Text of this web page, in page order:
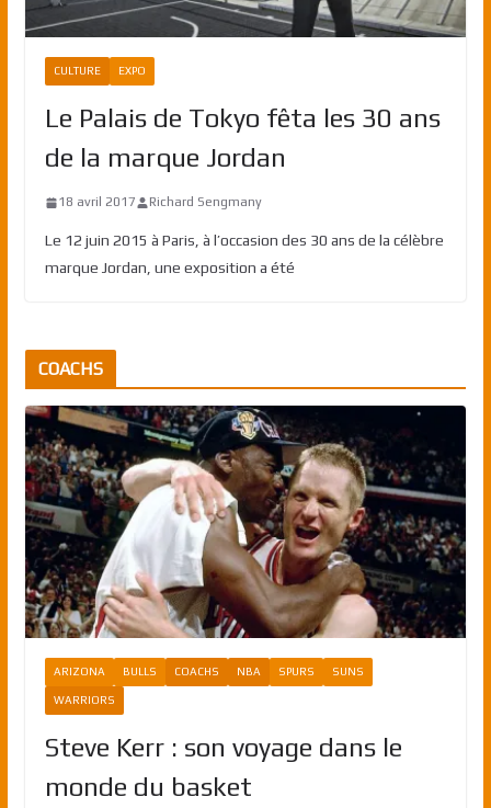
CULTURE EXPO
Le Palais de Tokyo fêta les 30 ans
de la marque Jordan
18 avril 2017 Richard Sengmany
Le 12 juin 2015 à Paris, à l’occasion des 30 ans de la célèbre
marque Jordan, une exposition a été
COACHS
ARIZONA BULLS COACHS NBA SPURS SUNS
WARRIORS
Steve Kerr : son voyage dans le
monde du basket